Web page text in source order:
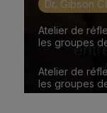
Dr. Gibson
Atelier de
les groupes
Atelier de
les groupes